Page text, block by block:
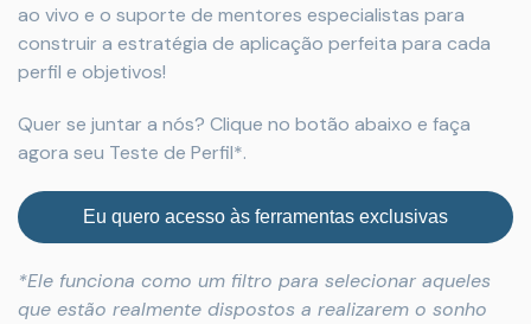
ao vivo e o suporte de mentores especialistas para
construir a estratégia de aplicação perfeita para cada
perfil e objetivos!
Quer se juntar a nós? Clique no botão abaixo e faça
agora seu Teste de Perfil*.
Eu quero acesso às ferramentas exclusivas
*Ele funciona como um filtro para selecionar aqueles
que estão realmente dispostos a realizarem o sonho